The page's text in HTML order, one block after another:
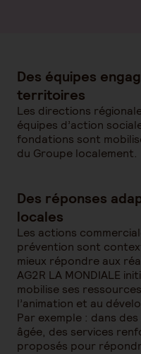
Des équipes
territoires
Les directions
équipes d’action
fondations sont
du Groupe localement.
Des réponses
locales
Les actions
prévention sont
mieux répondre aux
AG2R LA MONDIALE
mobilise ses
l’animation et au
Par exemple : dans
âgée, des services
proposés pour